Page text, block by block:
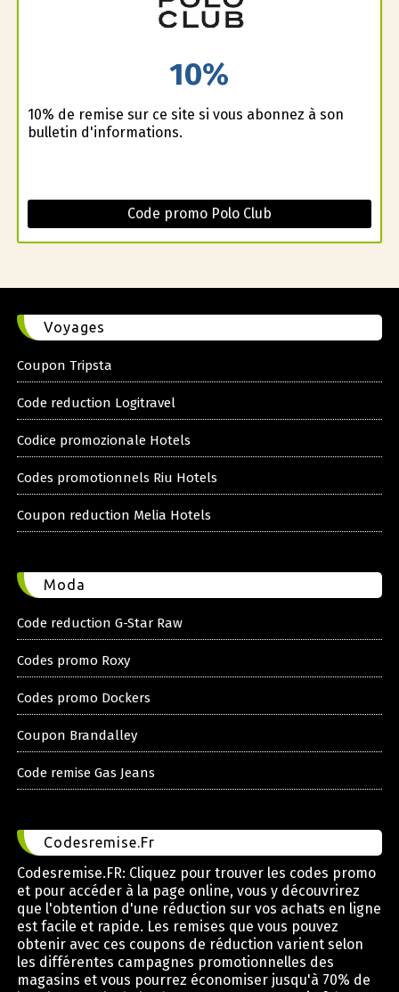
10%
10% de remise sur ce site si vous abonnez à son
bulletin d'informations.
Code promo Polo Club
Voyages
Coupon Tripsta
Code reduction Logitravel
Codice promozionale Hotels
Codes promotionnels Riu Hotels
Coupon reduction Melia Hotels
Moda
Code reduction G-Star Raw
Codes promo Roxy
Codes promo Dockers
Coupon Brandalley
Code remise Gas Jeans
Codesremise.Fr
Codesremise.FR: Cliquez pour trouver les codes promo
et pour accéder à la page online, vous y découvrirez
que l'obtention d'une réduction sur vos achats en ligne
est facile et rapide. Les remises que vous pouvez
obtenir avec ces coupons de réduction varient selon
les différentes campagnes promotionnelles des
magasins et vous pourrez économiser jusqu'à 70% de